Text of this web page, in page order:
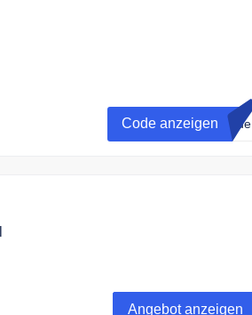
Code anzeigen r.de
Angebot anzeigen